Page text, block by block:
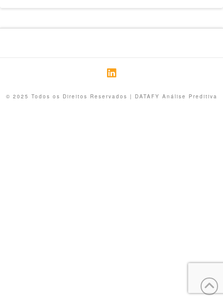
© 2025 Todos os Direitos Reservados | DATAFY Análise Preditiva